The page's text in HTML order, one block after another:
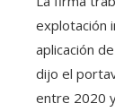
explotación
aplicación
dijo el
entre 2020